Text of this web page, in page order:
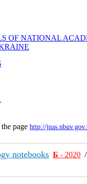
OF NATIONAL
page http://
notebooks Б - 2020